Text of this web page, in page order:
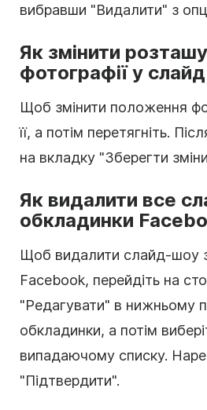
вибравши "Видалити" з
Як змінити
фотографії у
Щоб змінити положення
її, а потім перетягніть.
на вкладку "Зберегти
Як видалити все
обкладинки
Щоб видалити слайд-шоу
Facebook, перейдіть на
"Редагувати" в нижньому
обкладинки, а потім
випадаючому списку.
"Підтвердити".